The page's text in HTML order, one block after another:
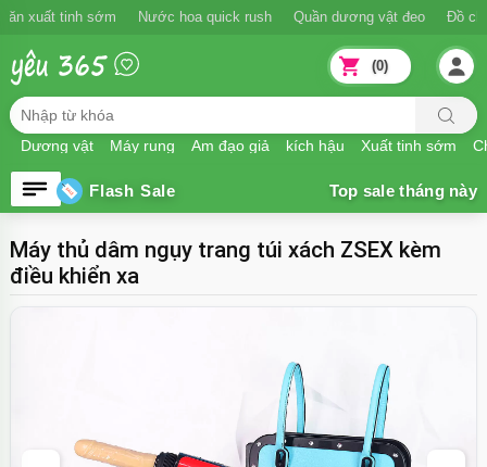
Ngăn xuất tinh sớm Nước hoa quick rush Quần dương vật đeo Đồ
Dương vật Máy rung Âm đạo giả kích hậu Xuất tinh sớm
(0)
Flash Sale
Máy thủ dâm ngụy trang túi xách ZSEX kèm
điều khiển xa